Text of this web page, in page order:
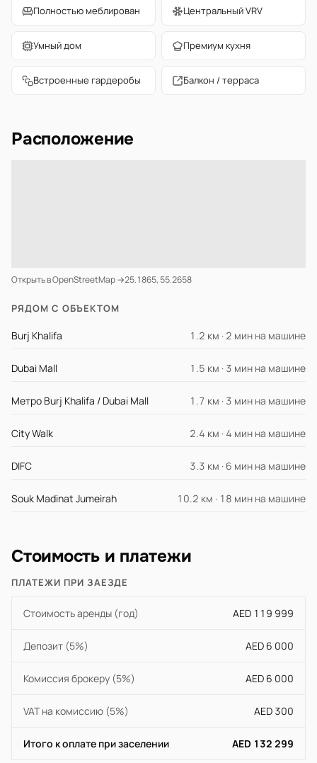
Полностью меблирован Центральный VRV
Умный дом Премиум кухня
Встроенные гардеробы Балкон / терраса
Расположение
Открыть в OpenStreetMap →25.1865, 55.2658
РЯДОМ С ОБЪЕКТОМ
Burj Khalifa 1.2 км · 2 мин на машине
Dubai Mall 1.5 км · 3 мин на машине
Метро Burj Khalifa / Dubai Mall 1.7 км · 3 мин на машине
City Walk 2.4 км · 4 мин на машине
DIFC 3.3 км · 6 мин на машине
Souk Madinat Jumeirah 10.2 км · 18 мин на машине
Стоимость и платежи
ПЛАТЕЖИ ПРИ ЗАЕЗДЕ
Стоимость аренды (год) AED 119 999
Депозит (5%) AED 6 000
Комиссия брокеру (5%) AED 6 000
VAT на комиссию (5%) AED 300
Итого к оплате при заселении AED 132 299